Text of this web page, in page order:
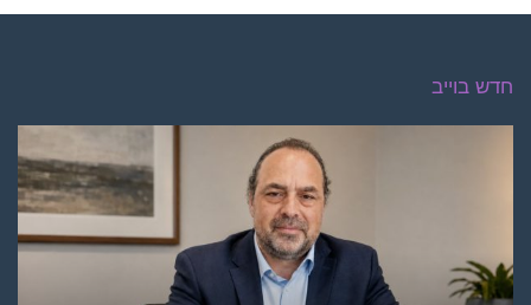
חדש בוייב